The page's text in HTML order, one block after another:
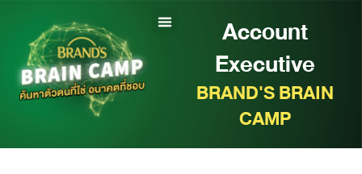
Account
Executive
BRAND'S BRAIN
CAMP